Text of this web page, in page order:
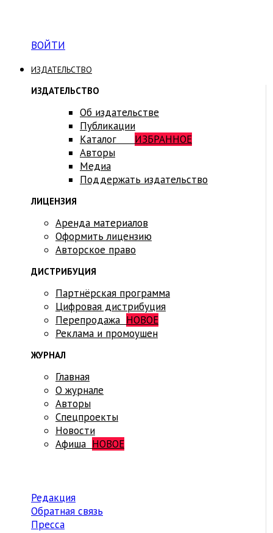
ВОЙТИ
ИЗДАТЕЛЬСТВО
ИЗДАТЕЛЬСТВО
Об издательстве
Публикации
Каталог ИЗБРАННОЕ
Авторы
Медиа
Поддержать издательство
ЛИЦЕНЗИЯ
Аренда материалов
Оформить лицензию
Авторское право
ДИСТРИБУЦИЯ
Партнёрская программа
Цифровая дистрибуция
Перепродажа НОВОЕ
Реклама и промоушен
ЖУРНАЛ
Главная
О журнале
Авторы
Спецпроекты
Новости
Афиша НОВОЕ
Редакция
Обратная связь
Пресса